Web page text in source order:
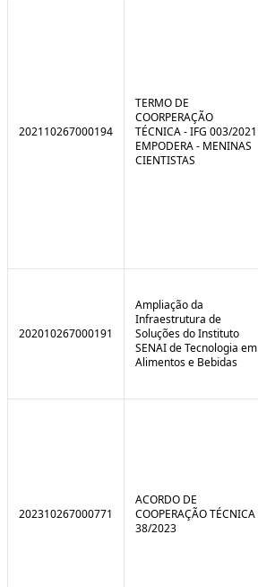
202110267000194
TERMO DE
COORPERAÇÃO
TÉCNICA - IFG 003/2021
EMPODERA - MENINAS
CIENTISTAS
202010267000191
Ampliação da
Infraestrutura de
Soluções do Instituto
SENAI de Tecnologia em
Alimentos e Bebidas
202310267000771
ACORDO DE
COOPERAÇÃO TÉCNICA
38/2023